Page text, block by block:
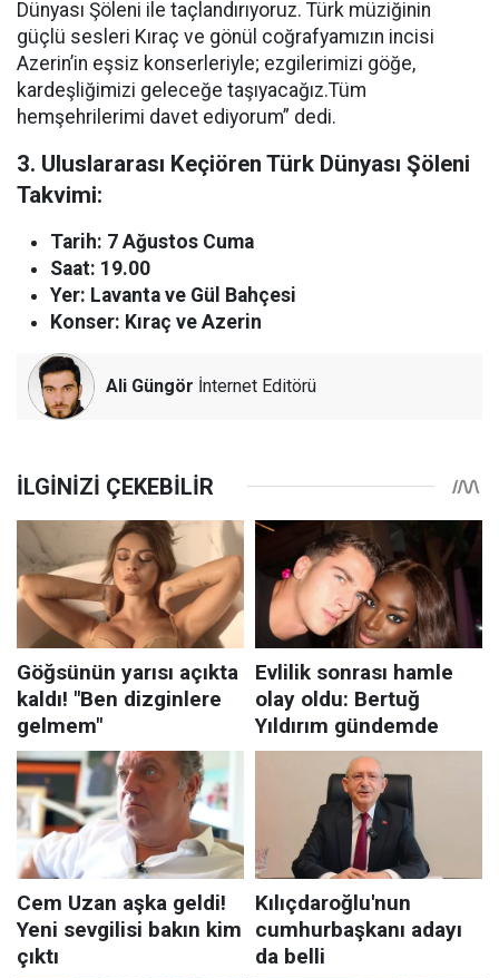
Dünyası Şöleni ile taçlandırıyoruz. Türk müziğinin
güçlü sesleri Kıraç ve gönül coğrafyamızın incisi
Azerin’in eşsiz konserleriyle; ezgilerimizi göğe,
kardeşliğimizi geleceğe taşıyacağız.Tüm
hemşehrilerimi davet ediyorum” dedi.
3. Uluslararası Keçiören Türk Dünyası Şöleni
Takvimi:
Tarih: 7 Ağustos Cuma
Saat: 19.00
Yer: Lavanta ve Gül Bahçesi
Konser: Kıraç ve Azerin
Ali Güngör İnternet Editörü